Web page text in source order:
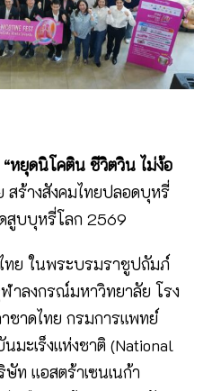
หยุดนิโคติน ชีวิตวิน ไม่ง้อ
สร้างสังคมไทยปลอดบุหรี่
สูบบุหรี่โลก 2569
ทย ในพระบรมราชูปถัมภ์
าลงกรณ์มหาวิทยาลัย โรง
าดไทย กรมการแพทย์
มะเร็งแห่งชาติ (National
ท แอสตร้าเซนเนก้า